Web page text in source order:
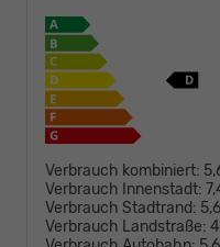
Verbrauch kombiniert:
Verbrauch Innenstadt:
Verbrauch Stadtrand:
Verbrauch Landstraße: